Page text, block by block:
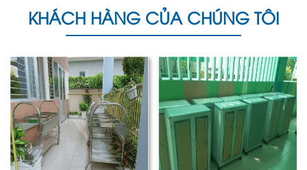
KHÁCH HÀNG CỦA CHÚNG TÔI